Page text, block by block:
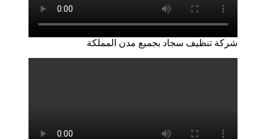
شركة تنظيف سجاد بجميع مدن المملكة